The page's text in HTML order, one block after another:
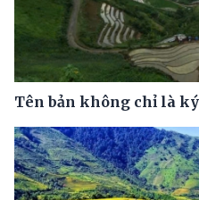
Tên bản không chỉ là